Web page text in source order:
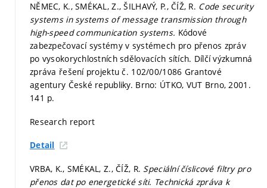
NĚMEC, K., SMÉKAL, Z., ŠILHAVÝ, P., ČÍŽ, R. Code security
systems in systems of message transmission through
high-speed communication systems. Kódové
zabezpečovací systémy v systémech pro přenos zpráv
po vysokorychlostních sdělovacích sítích. Dílčí výzkumná
zpráva řešení projektu č. 102/00/1086 Grantové
agentury České republiky. Brno: ÚTKO, VUT Brno, 2001.
141 p.
Research report
Detail
VRBA, K., SMÉKAL, Z., ČÍŽ, R. Speciální číslicové filtry pro
přenos dat po energetické síti. Technická zpráva k